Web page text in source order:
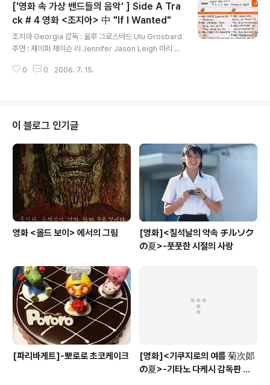
걸어가면 나오는 빵집, 꽃집 등의 상가거리가 연상이 되는
미국의 여느 거리에서 울려펴져도 좋을 음악들로 가득한
사운드트랙 는 이 글을 쓰는 내겐 행운처럼 다가온 앨범이
었습니다. 테마가 있는 사운드트랙에서 두번째로 소개한
영화 처럼 이 영화속의 가상그룹의 음악은 뜻밖의 만남 만
큼 상큼했었지요. 가..
['영화 속 가상 밴드들의 음악' ] Side A Tra
ck # 4 영화 <조지아> 中 "If I Wanted"
조지아 Georgia 감독 : 울루 그로스바드 Ulu Grosbard
주연 : 제이퍼 제이슨 리 Jennifer Jason Leigh 마리 위
스티븐 솔레스 J. Steven Soles 1996년 WEA MUSIC
극적으로는 비슷한 것들 말이죠. 그래서일까요? 예전에 이
런 생각을 하면서 혼자서 극장문을 나선 기억이 있는 영화
가 있습니다. 참 괜찮은 영환데....라는 생각을 하면서 말이
죠. 그 영화는 '노래'를 하는 한 자매의 이야기였지요. 개인
적인 소질을 개발함은 물론 ..
0 0 2006. 7. 15.
이 블로그 인기글
영화 <올드 보이> 에서의 그림
[영화]<칠석날의 약속 チルソク
の夏>-풋풋한 시절의 사랑
[파리바게트]-뽀로로 초코케이크
[영화]<기쿠지로의 여름 菊次郞
の夏>-기타노 다케시 감독판 키